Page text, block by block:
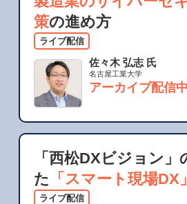
策の進め方
ライブ配信
佐々木 弘志 氏
名古屋工業大学
アーカイブ配信中
「西松DXビジョン
た
「スマート現場DX」
ライブ配信